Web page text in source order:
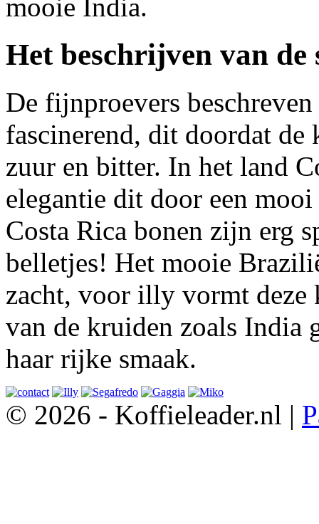
mooie India.
Het beschrijven van de
De fijnproevers
fascinerend, dit doordat de
zuur en bitter. In het land
elegantie dit door een
Costa Rica bonen zijn erg
belletjes! Het mooie
zacht, voor illy vormt deze
van de kruiden zoals India
haar rijke smaak.
© 2026 - Koffieleader.nl |